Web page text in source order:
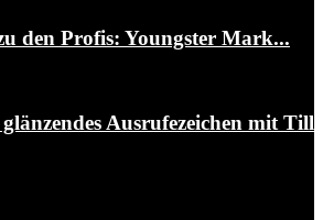
den Profis: Youngster Mark...
Ausrufezeichen mit Till